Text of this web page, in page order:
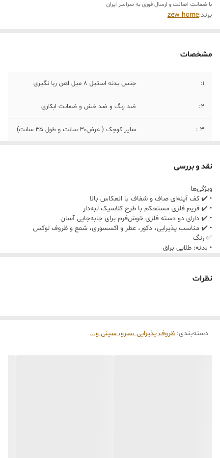
با ضمانت اصالت و ارسال فوری به سراسر ایران
برند:zew home
مشخصات
1: جنس بدنه استیل ۸ میل اهن ربا نگیری
2: ضد زنگ و ضد خش و ضمانت ابکاری
۳ : سایز کوچک ( عرض۳۰ سانت و طول ۳۵ سانت)
نقد و بررسی
ویژگی‌ها
• ✔️ کف آینه‌ای صاف و شفاف با انعکاس بالا
• ✔️ فریم فلزی مستحکم با طرح کلاسیک لبه‌دار
• ✔️ دارای دو دسته فلزی خوش‌فرم برای جابه‌جایی آسان
• ✔️ مناسب پذیرایی، دکور، عطر و اکسسوری، شمع و ظروف لوکس
✅ رنگ
• بدنه: طلایی براق
نظرات
دسته‌بندی: ظروف پذیرایی ،سرو، سینی و‌...